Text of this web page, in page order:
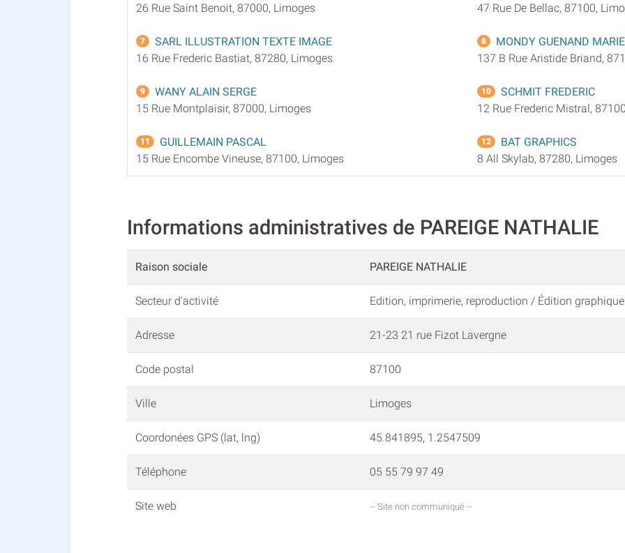
26 Rue Saint Benoit, 87000, Limoges
47 Rue De Bellac, 87100,
7
SARL ILLUSTRATION TEXTE IMAGE
16 Rue Frederic Bastiat, 87280, Limoges
8
MONDY GUENAND
137 B Rue Aristide Briand,
9
WANY ALAIN SERGE
15 Rue Montplaisir, 87000, Limoges
10
SCHMIT FREDERIC
12 Rue Frederic Mistral,
11
GUILLEMAIN PASCAL
15 Rue Encombe Vineuse, 87100, Limoges
12
BAT GRAPHICS
8 All Skylab, 87280, Limoges
Informations administratives de PAREIGE NATHALIE
Raison sociale PAREIGE NATHALIE
Secteur d'activité Edition, imprimerie, reproduction / Édition graphique
Adresse 21-23 21 rue Fizot Lavergne
Code postal 87100
Ville Limoges
Coordonées GPS (lat, lng) 45.841895, 1.2547509
Téléphone 05 55 79 97 49
Site web -- Site non communiqué --